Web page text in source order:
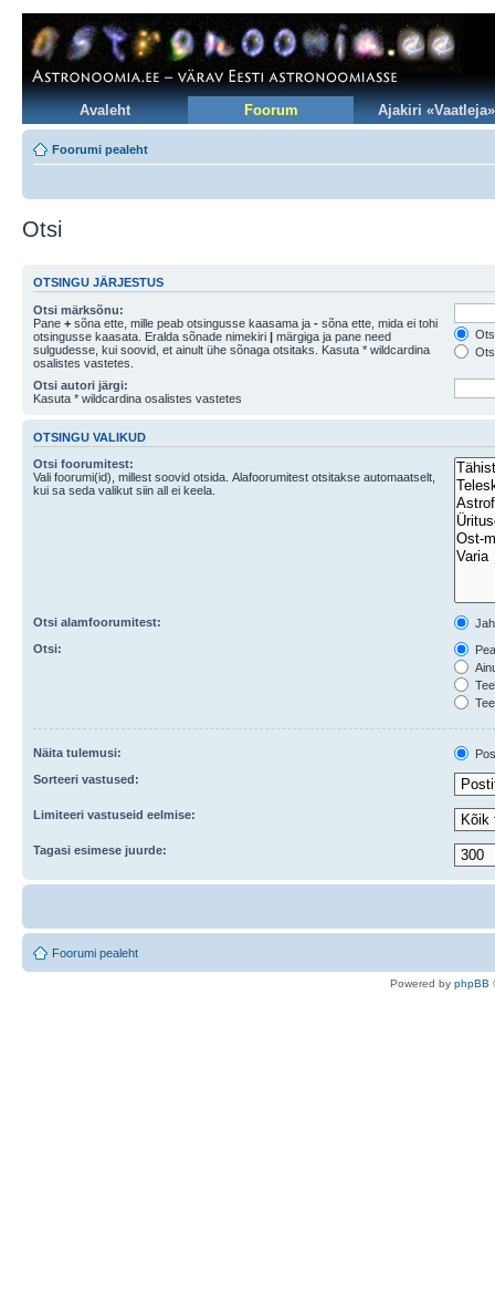
Avaleht Foorum Ajakiri «Vaatleja»
Foorumi pealeht
Otsi
OTSINGU JÄRJESTUS
Otsi märksõnu:
Pane + sõna ette, mille peab otsingusse kaasama ja - sõna ette, mida ei tohi
otsingusse kaasata. Eralda sõnade nimekiri | märgiga ja pane need
sulgudesse, kui soovid, et ainult ühe sõnaga otsitaks. Kasuta * wildcardina
osalistes vastetes.
Otsi autori järgi:
Kasuta * wildcardina osalistes vastetes
OTSINGU VALIKUD
Otsi foorumitest:
Vali foorumi(id), millest soovid otsida. Alafoorumitest otsitakse automaatselt,
kui sa seda valikut siin all ei keela.
Otsi alamfoorumitest:
Jah
Otsi:
Näita tulemusi:
Sorteeri vastused:
Limiteeri vastuseid eelmise:
Tagasi esimese juurde:
Foorumi pealeht
Powered by phpBB